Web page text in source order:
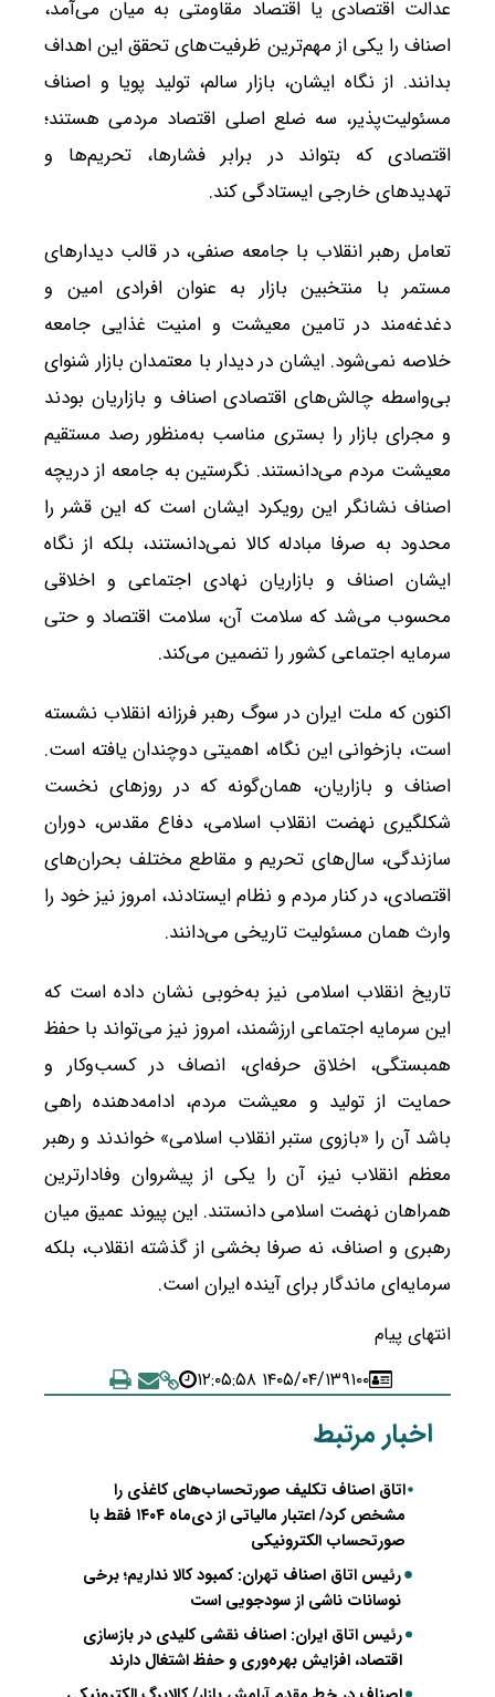
عدالت اقتصادی یا اقتصاد مقاومتی به میان می‌آمد،
اصناف را یکی از مهم‌ترین ظرفیت‌های تحقق این اهداف
بدانند. از نگاه ایشان، بازار سالم، تولید پویا و اصناف
مسئولیت‌پذیر، سه ضلع اصلی اقتصاد مردمی هستند؛
اقتصادی که بتواند در برابر فشارها، تحریم‌ها و
تهدیدهای خارجی ایستادگی کند.
تعامل رهبر انقلاب با جامعه صنفی، در قالب دیدارهای
مستمر با منتخبین بازار به عنوان افرادی امین و
دغدغه‌مند در تامین معیشت و امنیت غذایی جامعه
خلاصه نمی‌شود. ایشان در دیدار با معتمدان بازار شنوای
بی‌واسطه چالش‌های اقتصادی اصناف و بازاریان بودند
و مجرای بازار را بستری مناسب به‌منظور رصد مستقیم
معیشت مردم می‌دانستند. نگرستین به جامعه از دریچه
اصناف نشانگر این رویکرد ایشان است که این قشر را
محدود به صرفا مبادله کالا نمی‌دانستند، بلکه از نگاه
ایشان اصناف و بازاریان نهادی اجتماعی و اخلاقی
محسوب می‌شد که سلامت آن، سلامت اقتصاد و حتی
سرمایه اجتماعی کشور را تضمین می‌کند.
اکنون که ملت ایران در سوگ رهبر فرزانه انقلاب نشسته
است، بازخوانی این نگاه، اهمیتی دوچندان یافته است.
اصناف و بازاریان، همان‌گونه که در روزهای نخست
شکلگیری نهضت انقلاب اسلامی، دفاع مقدس، دوران
سازندگی، سال‌های تحریم و مقاطع مختلف بحران‌های
اقتصادی، در کنار مردم و نظام ایستادند، امروز نیز خود را
وارث همان مسئولیت تاریخی می‌دانند.
تاریخ انقلاب اسلامی نیز به‌خوبی نشان داده است که
این سرمایه اجتماعی ارزشمند، امروز نیز می‌تواند با حفظ
همبستگی، اخلاق حرفه‌ای، انصاف در کسب‌وکار و
حمایت از تولید و معیشت مردم، ادامه‌دهنده راهی
باشد آن را «بازوی ستبر انقلاب اسلامی» خواندند و رهبر
معظم انقلاب نیز، آن را یکی از پیشروان وفادارترین
همراهان نهضت اسلامی دانستند. این پیوند عمیق میان
رهبری و اصناف، نه صرفا بخشی از گذشته انقلاب، بلکه
سرمایه‌ای ماندگار برای آینده ایران است.
انتهای پیام
۹۱۰۰۱۴۰۵/۰۴/۱۳ ۱۲:۰۵:۵۸
اخبار مرتبط
اتاق اصناف تکلیف صورتحساب‌های کاغذی را
مشخص کرد/ اعتبار مالیاتی از دی‌ماه ۱۴۰۴ فقط با
صورتحساب الکترونیکی
رئیس اتاق اصناف تهران: کمبود کالا نداریم؛ برخی
نوسانات ناشی از سودجویی است
رئیس اتاق ایران: اصناف نقشی کلیدی در بازسازی
اقتصاد، افزایش بهره‌وری و حفظ اشتغال دارند